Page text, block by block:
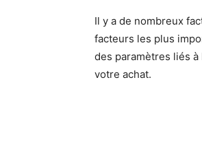
Il y a de nombreux
facteurs les plus
des paramètres liés
votre achat.